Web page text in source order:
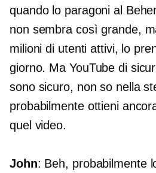
quando lo paragoni al
non sembra così grande,
milioni di utenti attivi, lo
giorno. Ma YouTube di
sono sicuro, non so nella
probabilmente ottieni
quel video.
John: Beh, probabilmente